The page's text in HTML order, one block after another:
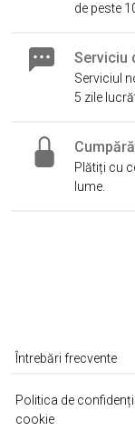
Întrebări frecvente
Politica de
cookie
de peste
Serviciu
Serviciul
5 zile
Plătiți cu
lume.